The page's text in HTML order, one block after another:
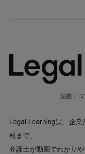
法務・
Legal Learningは、企
報まで、
弁護⼠が動画でわかり